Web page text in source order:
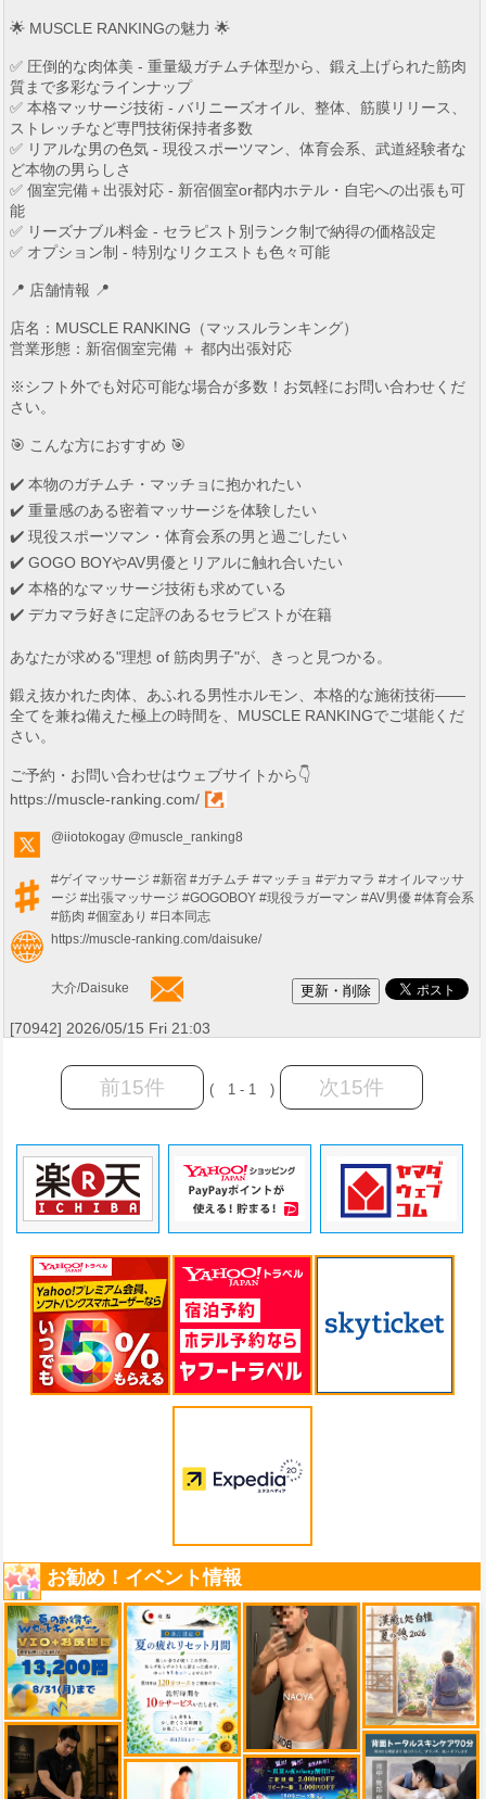
🌟 MUSCLE RANKINGの魅力 🌟
✅ 圧倒的な肉体美 - 重量級ガチムチ体型から、鍛え上げられた筋肉
質まで多彩なラインナップ
✅ 本格マッサージ技術 - バリニーズオイル、整体、筋膜リリース、
ストレッチなど専門技術保持者多数
✅ リアルな男の色気 - 現役スポーツマン、体育会系、武道経験者な
ど本物の男らしさ
✅ 個室完備＋出張対応 - 新宿個室or都内ホテル・自宅への出張も可
能
✅ リーズナブル料金 - セラピスト別ランク制で納得の価格設定
✅ オプション制 - 特別なリクエストも色々可能
📍 店舗情報 📍
店名：MUSCLE RANKING（マッスルランキング）
営業形態：新宿個室完備 ＋ 都内出張対応
※シフト外でも対応可能な場合が多数！お気軽にお問い合わせくだ
さい。
🎯 こんな方におすすめ 🎯
✔️ 本物のガチムチ・マッチョに抱かれたい
✔️ 重量感のある密着マッサージを体験したい
✔️ 現役スポーツマン・体育会系の男と過ごしたい
✔️ GOGO BOYやAV男優とリアルに触れ合いたい
✔️ 本格的なマッサージ技術も求めている
✔️ デカマラ好きに定評のあるセラピストが在籍
あなたが求める"理想 of 筋肉男子"が、きっと見つかる。
鍛え抜かれた肉体、あふれる男性ホルモン、本格的な施術技術——
全てを兼ね備えた極上の時間を、MUSCLE RANKINGでご堪能くだ
さい。
ご予約・お問い合わせはウェブサイトから👇
https://muscle-ranking.com/
@iiotokogay @muscle_ranking8
#ゲイマッサージ #新宿 #ガチムチ #マッチョ #デカマラ #オイルマッサ
ージ #出張マッサージ #GOGOBOY #現役ラガーマン #AV男優 #体育会系
#筋肉 #個室あり #日本同志
https://muscle-ranking.com/daisuke/
大介/Daisuke
[70942] 2026/05/15 Fri 21:03
前15件 ( 1 - 1 ) 次15件
お勧め！イベント情報